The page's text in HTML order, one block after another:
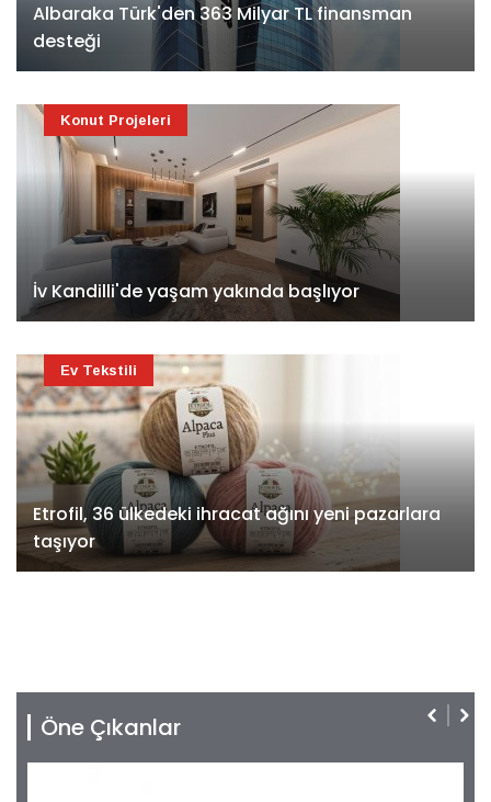
Albaraka Türk'den 363 Milyar TL finansman
desteği
İv Kandilli'de yaşam yakında başlıyor
Konut Projeleri
Etrofil, 36 ülkedeki ihracat ağını yeni pazarlara
taşıyor
Ev Tekstili
Öne Çıkanlar